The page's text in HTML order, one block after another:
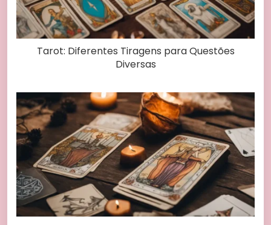
Tarot: Diferentes Tiragens para Questões
Diversas